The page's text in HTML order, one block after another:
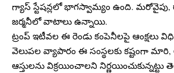
గ్యాస్ స్టేషన్లలో భాగస్వామ్యం ఉంది. మరోవైపు,
జర్మనీలో వాటాలు ఉన్నాయి.
ట్రంప్ ఇటీవల ఈ రెండు కంపెనీలపై ఆంక్షలు
వెలుపల వ్యాపారం ఈ సంస్థలకు కష్టంగా
ఆస్తులను విక్రయించాలని నిర్ణయించుకున్నట్టు